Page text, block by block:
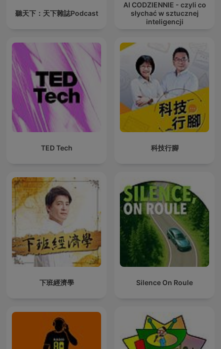
聽天下：天下雜誌Podcast
AI CODZIENNIE - czyli co
słychać w sztucznej
inteligencji
TED Tech 科技行腳
下班經濟學 Silence On Roule